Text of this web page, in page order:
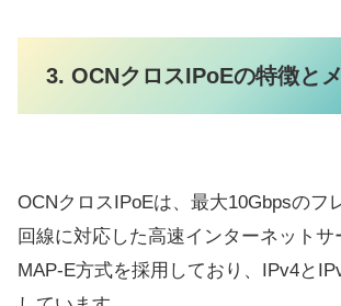
3. OCNクロスIPoEの特徴と
OCNクロスIPoEは、最大10Gbpsのフ
回線に対応した高速インターネットサ
MAP-E方式を採用しており、IPv4と